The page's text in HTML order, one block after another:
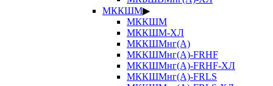
МККШМ▶
МККШМ
МККШМ-ХЛ
МККШМнг(А)
МККШМнг(А)-FRHF
МККШМнг(А)-FRHF-ХЛ
МККШМнг(А)-FRLS